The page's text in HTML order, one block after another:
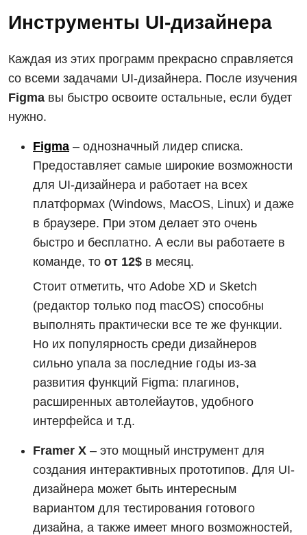
Инструменты UI-дизайнера
Каждая из этих программ прекрасно справляется
со всеми задачами UI-дизайнера. После изучения
Figma вы быстро освоите остальные, если будет
нужно.
Figma – однозначный лидер списка.
Предоставляет самые широкие возможности
для UI-дизайнера и работает на всех
платформах (Windows, MacOS, Linux) и даже
в браузере. При этом делает это очень
быстро и бесплатно. А если вы работаете в
команде, то от 12$ в месяц.
Стоит отметить, что Adobe XD и Sketch
(редактор только под macOS) способны
выполнять практически все те же функции.
Но их популярность среди дизайнеров
сильно упала за последние годы из-за
развития функций Figma: плагинов,
расширенных автолейаутов, удобного
интерфейса и т.д.
Framer X – это мощный инструмент для
создания интерактивных прототипов. Для UI-
дизайнера может быть интересным
вариантом для тестирования готового
дизайна, а также имеет много возможностей,